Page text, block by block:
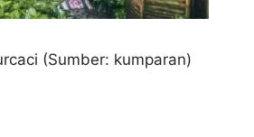
(Sumber: kumparan)